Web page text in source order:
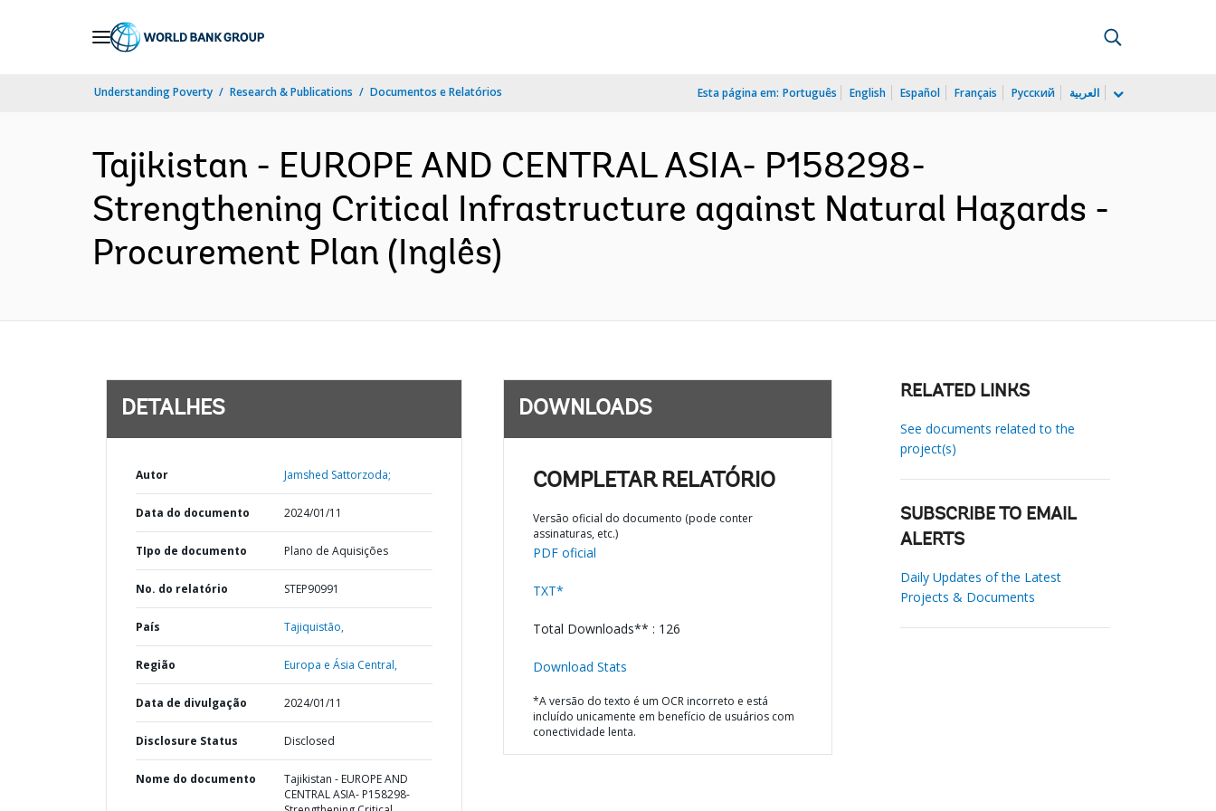
Understanding Poverty Research & Publications Documentos e Relatórios Esta página em: Português English Español Français Русский العربية
Tajikistan - EUROPE AND CENTRAL ASIA- P158298-
Strengthening Critical Infrastructure against Natural Hazards -
Procurement Plan (Inglês)
DETALHES
Autor Jamshed Sattorzoda;
Data do documento 2024/01/11
TIpo de documento Plano de Aquisições
No. do relatório STEP90991
País Tajiquistão,
Região Europa e Ásia Central,
Data de divulgação 2024/01/11
Disclosure Status Disclosed
Nome do documento
Tajikistan - EUROPE AND
CENTRAL ASIA- P158298-
DOWNLOADS
COMPLETAR RELATÓRIO
Versão oficial do documento (pode conter
assinaturas, etc.)
PDF oficial
TXT*
Total Downloads** : 126
Download Stats
*A versão do texto é um OCR incorreto e está
incluído unicamente em benefício de usuários com
conectividade lenta.
RELATED LINKS
See documents related to the
project(s)
SUBSCRIBE TO EMAIL
ALERTS
Daily Updates of the Latest
Projects & Documents